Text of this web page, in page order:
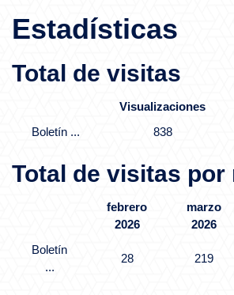
Estadísticas
Total de visitas
Visualizaciones
Boletín ...
838
Total de visitas por
febrero
2026
marzo
2026
Boletín
...
28 219